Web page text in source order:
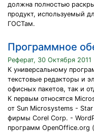
должна полностью
продукт, используемый
ГОСТам.
Программное
Реферат, 30 Октября 2011
К универсальному
текстовые редакторы и
офисных пакетов, так и
К первым относятся
от Sun Microsystems -
фирмы Corel Corp. -
программ OpenOffice.org